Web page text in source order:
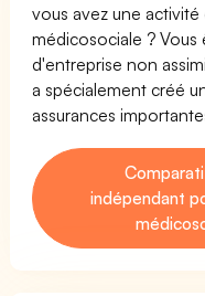
vous avez une
médicosociale ?
d'entreprise non
a spécialement créé
assurances
indépendant